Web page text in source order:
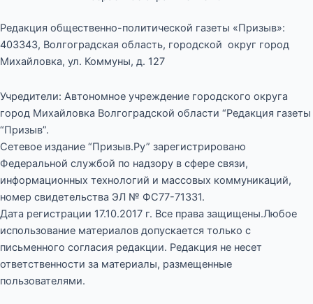
Редакция общественно-политической газеты «Призыв»:
403343, Волгоградская область, городской округ город
Михайловка, ул. Коммуны, д. 127
Учредители: Автономное учреждение городского округа
город Михайловка Волгоградской области “Редакция газеты
“Призыв”.
Сетевое издание “Призыв.Ру” зарегистрировано
Федеральной службой по надзору в сфере связи,
информационных технологий и массовых коммуникаций,
номер свидетельства ЭЛ № ФС77-71331.
Дата регистрации 17.10.2017 г. Все права защищены.Любое
использование материалов допускается только с
письменного согласия редакции. Редакция не несет
ответственности за материалы, размещенные
пользователями.